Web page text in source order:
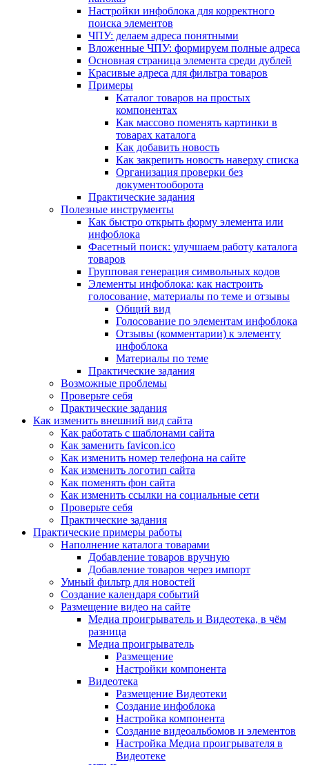
Настройки инфоблока для корректного
поиска элементов
ЧПУ: делаем адреса понятными
Вложенные ЧПУ: формируем полные адреса
Основная страница элемента среди дублей
Красивые адреса для фильтра товаров
Примеры
Каталог товаров на простых
компонентах
Как массово поменять картинки в
товарах каталога
Как добавить новость
Как закрепить новость наверху списка
Организация проверки без
документооборота
Практические задания
Полезные инструменты
Как быстро открыть форму элемента или
инфоблока
Фасетный поиск: улучшаем работу каталога
товаров
Групповая генерация символьных кодов
Элементы инфоблока: как настроить
голосование, материалы по теме и отзывы
Общий вид
Голосование по элементам инфоблока
Отзывы (комментарии) к элементу
инфоблока
Материалы по теме
Практические задания
Возможные проблемы
Проверьте себя
Практические задания
Как изменить внешний вид сайта
Как работать с шаблонами сайта
Как заменить favicon.ico
Как изменить номер телефона на сайте
Как изменить логотип сайта
Как поменять фон сайта
Как изменить ссылки на социальные сети
Проверьте себя
Практические задания
Практические примеры работы
Наполнение каталога товарами
Добавление товаров вручную
Добавление товаров через импорт
Умный фильтр для новостей
Создание календаря событий
Размещение видео на сайте
Медиа проигрыватель и Видеотека, в чём
разница
Медиа проигрыватель
Размещение
Настройки компонента
Видеотека
Размещение Видеотеки
Создание инфоблока
Настройка компонента
Создание видеоальбомов и элементов
Настройка Медиа проигрывателя в
Видеотеке